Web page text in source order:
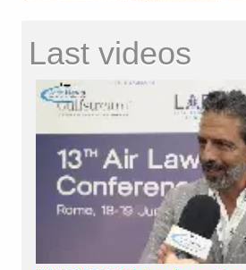
Last videos